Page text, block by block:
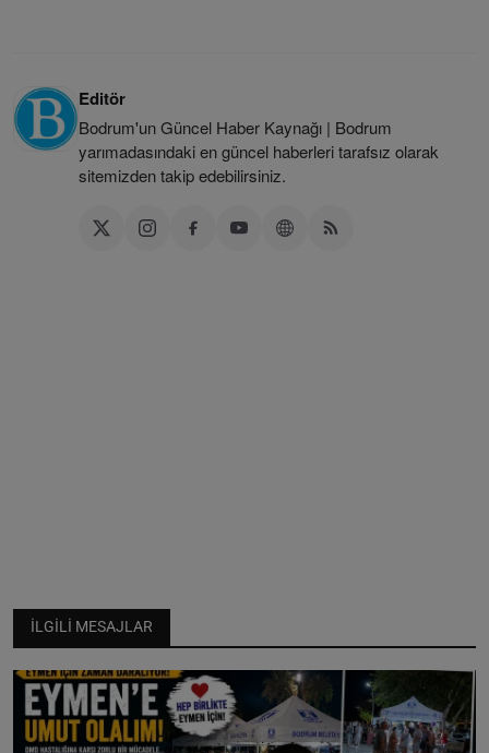
Editör
Bodrum'un Güncel Haber Kaynağı | Bodrum
yarımadasındaki en güncel haberleri tarafsız olarak
sitemizden takip edebilirsiniz.
İLGILI MESAJLAR